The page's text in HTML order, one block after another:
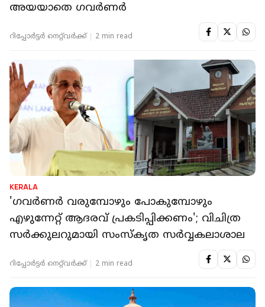
അയയാതെ ഗവർണർ
റിപ്പോർട്ടർ നെറ്റ്‌വര്‍ക്ക്‌ 2 min read
KERALA
'ഗവർണർ വരുമ്പോഴും പോകുമ്പോഴും
എഴുന്നേറ്റ് ആദരവ് പ്രകടിപ്പിക്കണം'; വിചിത്ര
സർക്കുലറുമായി സംസ്‌കൃത സർവ്വകലാശാല
റിപ്പോർട്ടർ നെറ്റ്‌വര്‍ക്ക്‌ 2 min read